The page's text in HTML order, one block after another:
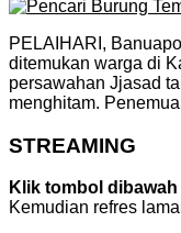
PELAIHARI,
ditemukan warga di
persawahan Jjasad
menghitam.
STREAMING
Klik tombol
Kemudian refres